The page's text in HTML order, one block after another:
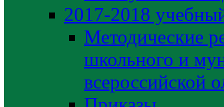
2017-2018
Методические
школьного и
всероссийской